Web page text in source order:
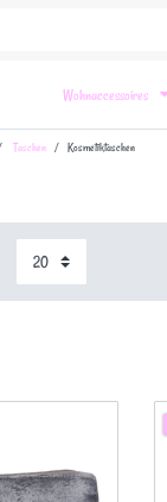
Wohnaccessoires
Taschen Kosmetiktaschen